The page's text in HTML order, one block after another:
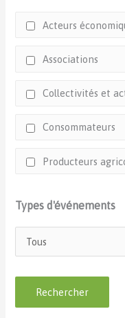
Acteurs
Associations
Collectivités et
Consommateurs
Producteurs
Types d'événements